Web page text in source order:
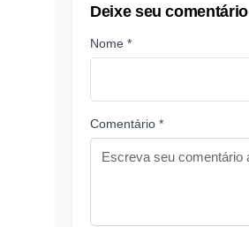
Deixe seu comentário
Nome *
Comentário *